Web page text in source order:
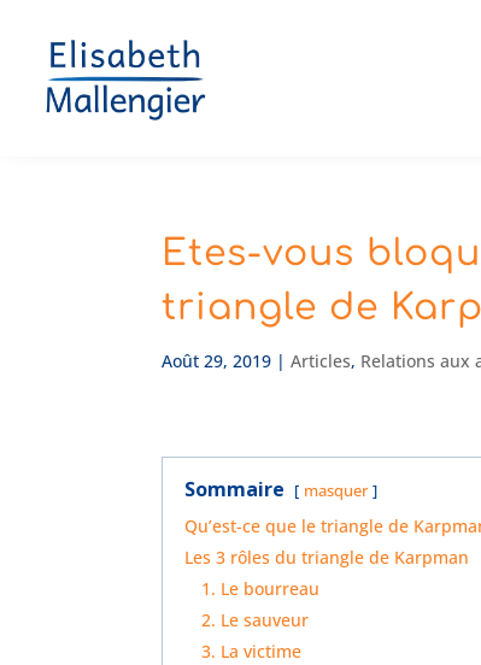
Etes-vous
triangle de
Août 29, 2019 |Articles, Relations aux
Sommaire masquer
Qu’est-ce que le triangle de
Les 3 rôles du triangle de Karpman
1. Le bourreau
2. Le sauveur
3. La victime